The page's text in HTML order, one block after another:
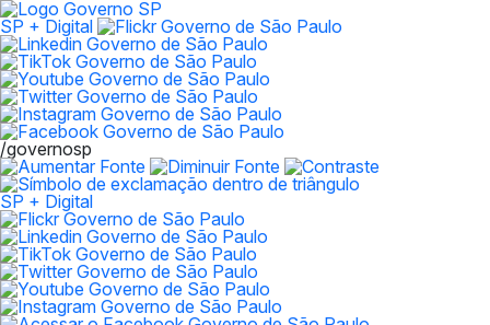
SP + Digital
/governosp
SP + Digital